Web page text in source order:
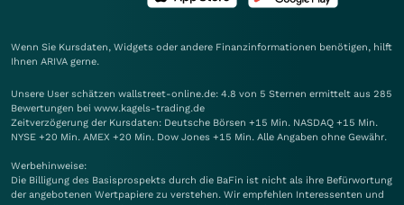
Wenn Sie Kursdaten, Widgets oder andere Finanzinformationen benötigen, hilft
Ihnen ARIVA gerne.
Unsere User schätzen wallstreet-online.de: 4.8 von 5 Sternen ermittelt aus 285
Bewertungen bei www.kagels-trading.de
Zeitverzögerung der Kursdaten: Deutsche Börsen +15 Min. NASDAQ +15 Min.
NYSE +20 Min. AMEX +20 Min. Dow Jones +15 Min. Alle Angaben ohne Gewähr.
Werbehinweise:
Die Billigung des Basisprospekts durch die BaFin ist nicht als ihre Befürwortung
der angebotenen Wertpapiere zu verstehen. Wir empfehlen Interessenten und